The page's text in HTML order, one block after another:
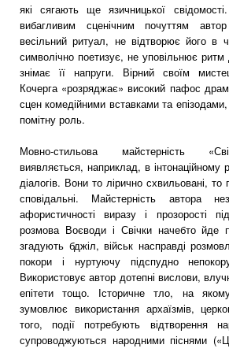
які сягають ще язичницької
вибагливим сценічним почуттям
весільний ритуал, не відтворює його в
символічно поетизує, не уповільнює ритм
знімає її напруги. Вірний своїм
Кочерга «розряджає» високий пафос
сцен комедійними вставками та
помітну роль.
Мовно-стильова майстерність
виявляється, наприклад, в інтонаційному
діалогів. Вони то лірично схвильовані, то
сповідальні. Майстерність автора
афористичності виразу і прозорості
розмова Воєводи і Свічки начебто йде
згадують бджіл, військ насправді
покори і нуртуючу підспудно
Використовує автор дотепні вислови,
епітети тощо. Історичне тло, на
зумовлює використання архаїзмів,
того, події потребують відтворення
супроводжуються народними піснями